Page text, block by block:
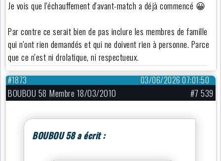
Je vois que l'échauffement d'avant-match a déjà commencé 😀
Par contre ce serait bien de pas inclure les membres de famille
qui n'ont rien demandés et qui ne doivent rien à personne. Parce
que ce n'est ni drolatique, ni respectueux.
03/06/2026 07:01:50
#1873
BOUBOU 58 Membre 18/03/2010 #7 539
BOUBOU 58 a écrit :